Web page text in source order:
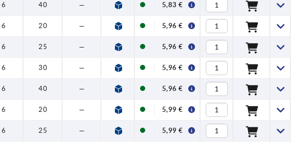
6 40 — 5,83 €
6 20 — 5,96 €
6 25 — 5,96 €
6 30 — 5,96 €
6 40 — 5,96 €
6 20 — 5,99 €
6 25 — 5,99 €